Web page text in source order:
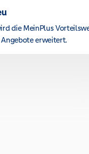
die MeinPlus
erweitert.